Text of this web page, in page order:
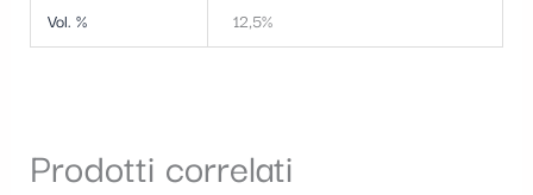
Vol. % 12,5%
Prodotti correlati